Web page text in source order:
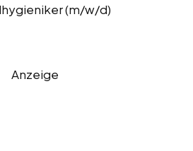
(m/w/d)
Anzeige